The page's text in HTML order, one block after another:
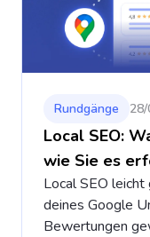
Rundgänge
Local SEO:
wie Sie es
Local SEO
deines Google
Bewertungen